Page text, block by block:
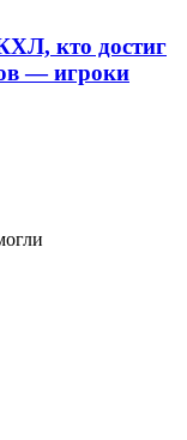
кто достиг
— игроки